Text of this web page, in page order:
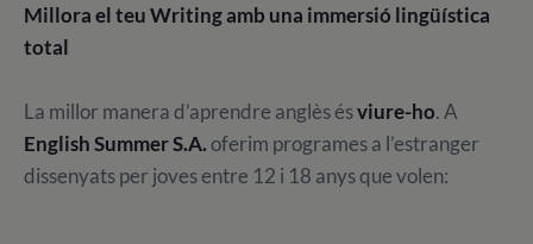
Millora el teu Writing amb una immersió lingüística
total
La millor manera d’aprendre anglès ésviure-ho. A
English Summer S.A.oferim programes a l’estranger
dissenyats per joves entre 12 i 18 anys que volen: